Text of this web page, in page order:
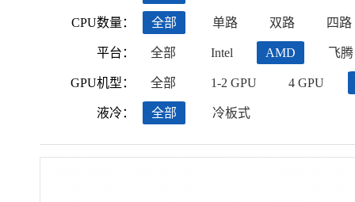
CPU数量：
平台：
GPU机型：
液冷：
全部 单路 双路 四路
全部 Intel AMD 飞腾
全部 1-2 GPU 4 GPU
全部 冷板式